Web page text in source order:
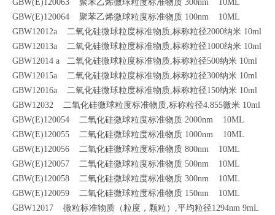
GBW(E)120063 聚苯乙烯微球粒度标准物质 300nm 10ML
GBW(E)120064 聚苯乙烯微球粒度标准物质 100nm 10ML
GBW12012a 二氧化硅微球粒度标准物质,标称粒径2000纳米 10ml
GBW12013a 二氧化硅微球粒度标准物质,标称粒径1000纳米 10ml
GBW12014 a 二氧化硅微球粒度标准物质,标称粒径500纳米 10ml
GBW12015a 二氧化硅微球粒度标准物质,标称粒径300纳米 10ml
GBW12016a 二氧化硅微球粒度标准物质,标称粒径150纳米 10ml
GBW12032 二氧化硅微球粒度标准物质,标称粒径4.855微米 10ml
GBW(E)120054 二氧化硅微球粒度标准物质 2000nm 10ML
GBW(E)120055 二氧化硅微球粒度标准物质 1000nm 10ML
GBW(E)120056 二氧化硅微球粒度标准物质 800nm 10ML
GBW(E)120057 二氧化硅微球粒度标准物质 500nm 10ML
GBW(E)120058 二氧化硅微球粒度标准物质 300nm 10ML
GBW(E)120059 二氧化硅微球粒度标准物质 150nm 10ML
GBW12017 微粒标准物质（粒度，颗粒）,平均粒径1294nm 9mL